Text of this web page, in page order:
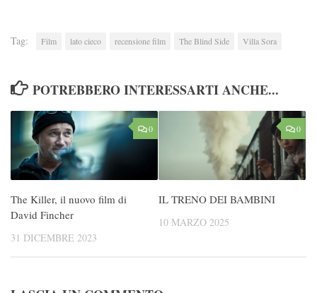
Tag: Film lato cieco recensione film The Blind Side Villa Sora
POTREBBERO INTERESSARTI ANCHE...
0
The Killer, il nuovo film di
David Fincher
31 DICEMBRE 2023
0
IL TRENO DEI BAMBINI
10 MARZO 2025